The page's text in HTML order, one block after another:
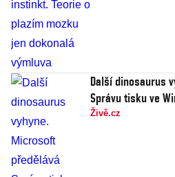
Další dinosaurus
Správu tisku ve
Živě.cz